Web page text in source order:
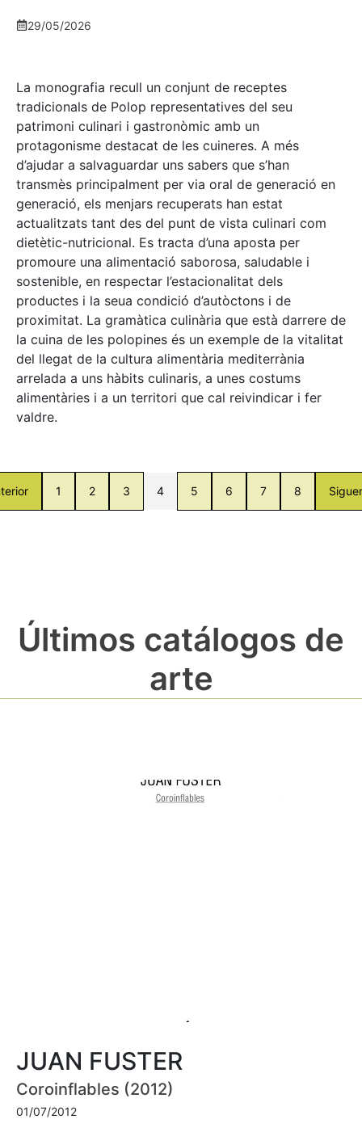
29/05/2026
La monografia recull un conjunt de receptes
tradicionals de Polop representatives del seu
patrimoni culinari i gastronòmic amb un
protagonisme destacat de les cuineres. A més
d’ajudar a salvaguardar uns sabers que s’han
transmès principalment per via oral de generació en
generació, els menjars recuperats han estat
actualitzats tant des del punt de vista culinari com
dietètic-nutricional. Es tracta d’una aposta per
promoure una alimentació saborosa, saludable i
sostenible, en respectar l’estacionalitat dels
productes i la seua condició d’autòctons i de
proximitat. La gramàtica culinària que està darrere de
la cuina de les polopines és un exemple de la vitalitat
del llegat de la cultura alimentària mediterrània
arrelada a uns hàbits culinaris, a unes costums
alimentàries i a un territori que cal reivindicar i fer
valdre.
1 2 3 4 5 6 7 8
Últimos catálogos de
arte
JUAN FUSTER
Coroinflables (2012)
01/07/2012